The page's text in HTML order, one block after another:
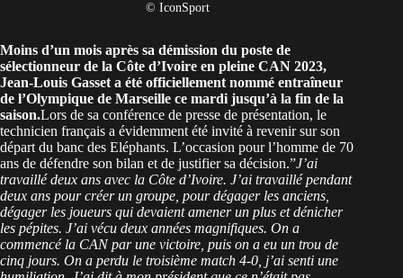
© IconSport
Moins d’un mois après sa démission du poste de
sélectionneur de la Côte d’Ivoire en pleine CAN 2023,
Jean-Louis Gasset a été officiellement nommé entraîneur
de l’Olympique de Marseille ce mardi jusqu’à la fin de la
saison.Lors de sa conférence de presse de présentation, le
technicien français a évidemment été invité à revenir sur son
départ du banc des Eléphants. L’occasion pour l’homme de 70
ans de défendre son bilan et de justifier sa décision.”J’ai
travaillé deux ans avec la Côte d’Ivoire. J’ai travaillé pendant
deux ans pour créer un groupe, pour dégager les anciens,
dégager les joueurs qui devaient amener un plus et dénicher
les pépites. J’ai vécu deux années magnifiques. On a
commencé la CAN par une victoire, puis on a eu un trou de
cinq jours. On a perdu le troisième match 4-0, j’ai senti une